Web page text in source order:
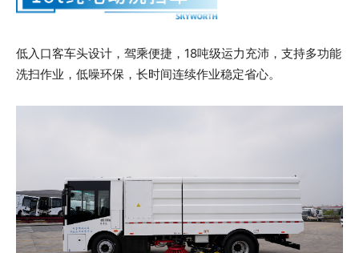
低入口客车头设计，驾乘便捷，18吨级运力充沛，支持多功能
洗扫作业，低噪环保，长时间连续作业稳定省心。